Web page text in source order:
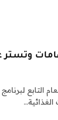
التابع